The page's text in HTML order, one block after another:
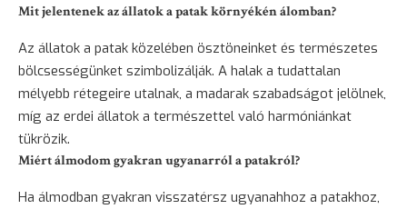
Mit jelentenek az állatok a patak környékén álomban?
Az állatok a patak közelében ösztöneinket és természetes
bölcsességünket szimbolizálják. A halak a tudattalan
mélyebb rétegeire utalnak, a madarak szabadságot jelölnek,
míg az erdei állatok a természettel való harmóniánkat
tükrözik.
Miért álmodom gyakran ugyanarról a patakról?
Ha álmodban gyakran visszatérsz ugyanahhoz a patakhoz,